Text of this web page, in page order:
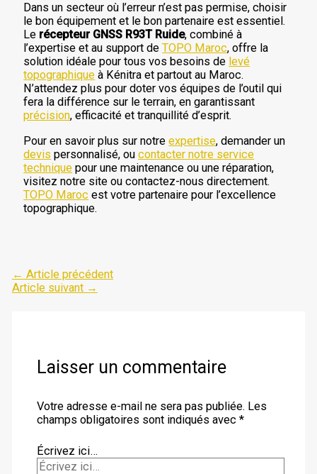
Dans un secteur où l’erreur n’est pas permise, choisir
le bon équipement et le bon partenaire est essentiel.
Le récepteur GNSS R93T Ruide, combiné à
l’expertise et au support deTOPO Maroc, offre la
solution idéale pour tous vos besoins de levé
topographique à Kénitra et partout au Maroc.
N’attendez plus pour doter vos équipes de l’outil qui
fera la différence sur le terrain, en garantissant
précision, efficacité et tranquillité d’esprit.
Pour en savoir plus sur notreexpertise, demander un
devis personnalisé, oucontacter notre service
technique pour une maintenance ou une réparation,
visitez notre site ou contactez-nous directement.
TOPO Maroc est votre partenaire pour l’excellence
topographique.
← Article précédent
Article suivant →
Laisser un commentaire
Votre adresse e-mail ne sera pas publiée. Les
champs obligatoires sont indiqués avec *
Écrivez ici…